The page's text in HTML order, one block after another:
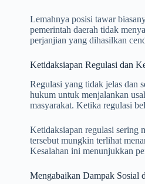
Lemahnya posisi tawar
pemerintah daerah tidak
perjanjian yang dihasilkan
Ketidaksiapan Regulasi dan
Regulasi yang tidak jelas dan
hukum untuk menjalankan
masyarakat. Ketika regulasi
Ketidaksiapan regulasi sering
tersebut mungkin terlihat
Kesalahan ini menunjukkan
Mengabaikan Dampak Sosial